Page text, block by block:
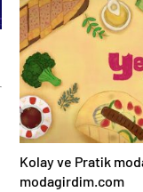
modagirdim.com
Kolay ve Pratik
modagirdim.com